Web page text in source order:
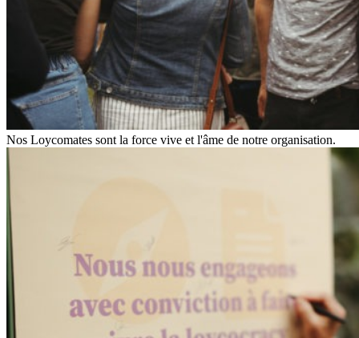
Nos Loycomates sont la force vive et l'âme de notre organisation.